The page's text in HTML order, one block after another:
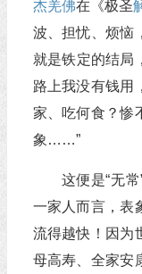
杰羌佛在《极圣
波、担忧、烦恼
就是铁定的结
路上我没有钱用
家、吃何食？惨
象……”
这便是“无
一家人而言，表
流得越快！因为
母高寿、全家安